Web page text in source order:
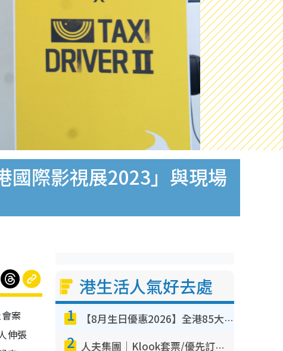
國際影視展2023」與現場
案
伸張
港生活人氣好去處
1 【8月生日優惠2026】全港85大食買玩著數攻略 自助餐/火鍋放題同行免費＋誠品/DONKI送現金券
2 人夫集團｜Klook套票/優先訂票/公開發售搶飛攻略！附票價.購票連結.場地座位表